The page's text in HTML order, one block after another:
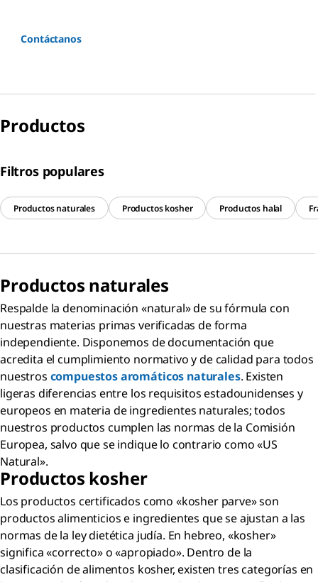
Contáctanos
Productos
Filtros populares
Productos naturales Productos kosher Productos halal
Productos naturales
Respalde la denominación «natural» de su fórmula con
nuestras materias primas verificadas de forma
independiente. Disponemos de documentación que
acredita el cumplimiento normativo y de calidad para todos
nuestros compuestos aromáticos naturales. Existen
ligeras diferencias entre los requisitos estadounidenses y
europeos en materia de ingredientes naturales; todos
nuestros productos cumplen las normas de la Comisión
Europea, salvo que se indique lo contrario como «US
Natural».
Productos kosher
Los productos certificados como «kosher parve» son
productos alimenticios e ingredientes que se ajustan a las
normas de la ley dietética judía. En hebreo, «kosher»
significa «correcto» o «apropiado». Dentro de la
clasificación de alimentos kosher, existen tres categorías en